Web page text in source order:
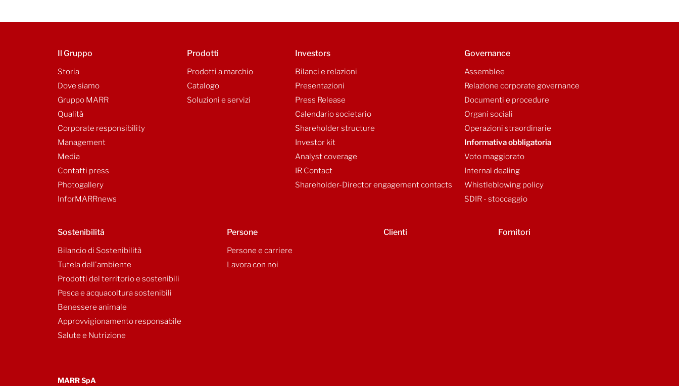
Il Gruppo
Storia
Dove siamo
Gruppo MARR
Qualità
Corporate responsibility
Management
Media
Contatti press
Photogallery
InforMARRnews
Prodotti
Prodotti a marchio
Catalogo
Soluzioni e servizi
Investors
Bilanci e relazioni
Presentazioni
Press Release
Calendario societario
Shareholder structure
Investor kit
Analyst coverage
IR Contact
Shareholder-Director engagement contacts
Governance
Assemblee
Relazione corporate governance
Documenti e procedure
Organi sociali
Operazioni straordinarie
Informativa obbligatoria
Voto maggiorato
Internal dealing
Whistleblowing policy
SDIR - stoccaggio
Sostenibilità
Bilancio di Sostenibilità
Tutela dell'ambiente
Prodotti del territorio e sostenibili
Pesca e acquacoltura sostenibili
Benessere animale
Approvvigionamento responsabile
Salute e Nutrizione
Persone
Persone e carriere
Lavora con noi
Clienti Fornitori
MARR SpA